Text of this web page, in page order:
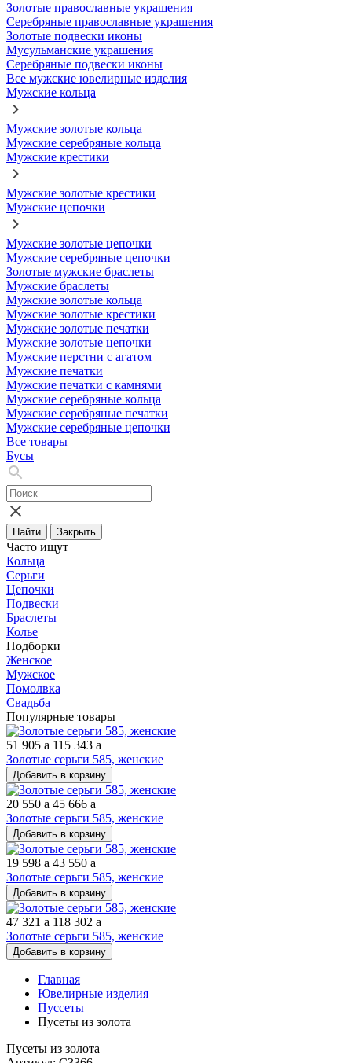
Золотые православные украшения
Серебряные православные украшения
Золотые подвески иконы
Мусульманские украшения
Серебряные подвески иконы
Все мужские ювелирные изделия
Мужские кольца
Мужские золотые кольца
Мужские серебряные кольца
Мужские крестики
Мужские золотые крестики
Мужские цепочки
Мужские золотые цепочки
Мужские серебряные цепочки
Золотые мужские браслеты
Мужские браслеты
Мужские золотые кольца
Мужские золотые крестики
Мужские золотые печатки
Мужские золотые цепочки
Мужские перстни с агатом
Мужские печатки
Мужские печатки с камнями
Мужские серебряные кольца
Мужские серебряные печатки
Мужские серебряные цепочки
Все товары
Бусы
Найти Закрыть
Часто ищут
Кольца
Серьги
Цепочки
Подвески
Браслеты
Колье
Подборки
Женское
Мужское
Помолвка
Свадьба
Популярные товары
51 905 a 115 343 a
Золотые серьги 585, женские
Добавить в корзину
20 550 a 45 666 a
Золотые серьги 585, женские
Добавить в корзину
19 598 a 43 550 a
Золотые серьги 585, женские
Добавить в корзину
47 321 a 118 302 a
Золотые серьги 585, женские
Добавить в корзину
Главная
Ювелирные изделия
Пуссеты
Пусеты из золота
Пусеты из золота